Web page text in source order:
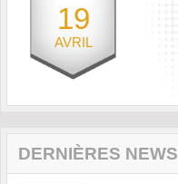
19
AVRIL
Previous
DERNIÈRES NEWS